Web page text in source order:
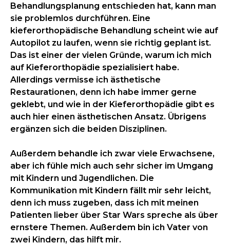
Behandlungsplanung entschieden hat, kann man
sie problemlos durchführen. Eine
kieferorthopädische Behandlung scheint wie auf
Autopilot zu laufen, wenn sie richtig geplant ist.
Das ist einer der vielen Gründe, warum ich mich
auf Kieferorthopädie spezialisiert habe.
Allerdings vermisse ich ästhetische
Restaurationen, denn ich habe immer gerne
geklebt, und wie in der Kieferorthopädie gibt es
auch hier einen ästhetischen Ansatz. Übrigens
ergänzen sich die beiden Disziplinen.
Außerdem behandle ich zwar viele Erwachsene,
aber ich fühle mich auch sehr sicher im Umgang
mit Kindern und Jugendlichen. Die
Kommunikation mit Kindern fällt mir sehr leicht,
denn ich muss zugeben, dass ich mit meinen
Patienten lieber über Star Wars spreche als über
ernstere Themen. Außerdem bin ich Vater von
zwei Kindern, das hilft mir.